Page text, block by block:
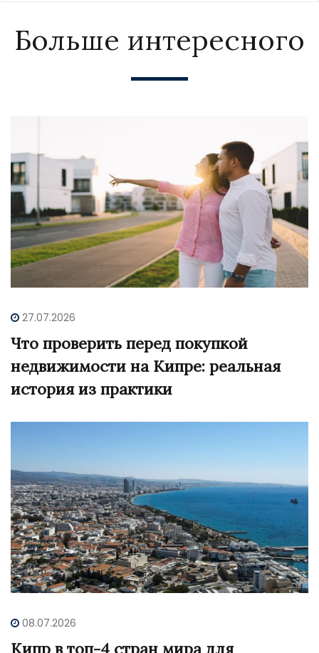
Больше интересного
27.07.2026
Что проверить перед покупкой
недвижимости на Кипре: реальная
история из практики
08.07.2026
Кипр в топ-4 стран мира для